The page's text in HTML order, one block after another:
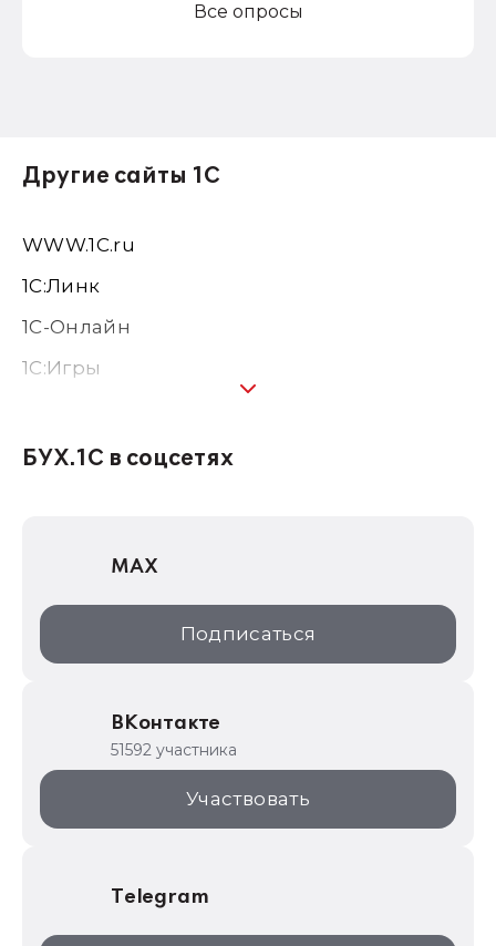
Все опросы
Другие сайты 1С
WWW.1С.ru
1С:Линк
1С-Онлайн
1C:Игры
1С:Консалтинг
1С:Дистрибьюция
1С:Образование
ИТС.1C.ru
1С:Торговая площадка
БУХ.1С в соцсетях
MAX
Подписаться
ВКонтакте
51592 участника
Участвовать
Telegram